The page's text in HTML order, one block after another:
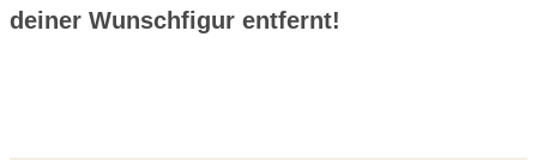
deiner Wunschfigur entfernt!